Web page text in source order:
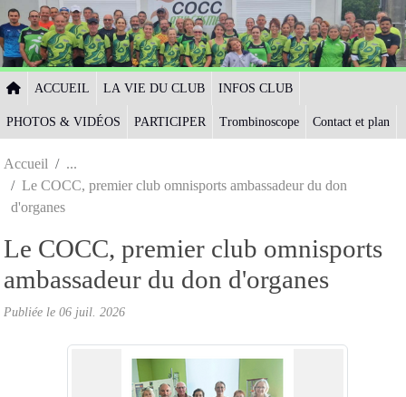
ACCUEIL LA VIE DU CLUB INFOS CLUB
PHOTOS & VIDÉOS PARTICIPER Trombinoscope Contact et plan
Accueil
Le COCC, premier club omnisports ambassadeur du don
d'organes
Le COCC, premier club omnisports
ambassadeur du don d'organes
Publiée le 06 juil. 2026
Panneau de gestion des cookies